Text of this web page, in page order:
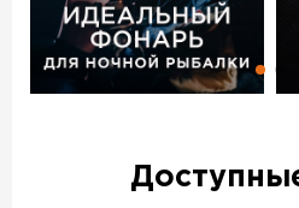
На всех блеснах Norstream
крючки без бородок из
Яркие расцветки приманок
форели и голавля.